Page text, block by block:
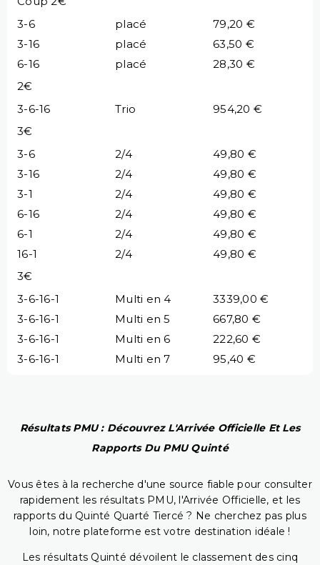
3-6
placé
79,20 €
3-16
placé
63,50 €
6-16
placé
28,30 €
2€
3-6-16
Trio
954,20 €
3€
3-6
2/4
49,80 €
3-16
2/4
49,80 €
3-1
2/4
49,80 €
6-16
2/4
49,80 €
6-1
2/4
49,80 €
16-1
2/4
49,80 €
3€
3-6-16-1
Multi en 4
3339,00 €
3-6-16-1
Multi en 5
667,80 €
3-6-16-1
Multi en 6
222,60 €
3-6-16-1
Multi en 7 95,40 €
Résultats PMU : Découvrez L'Arrivée Officielle Et Les
Rapports Du PMU Quinté
Vous êtes à la recherche d'une source fiable pour consulter
rapidement les résultats PMU, l'Arrivée Officielle, et les
rapports du Quinté Quarté Tiercé ? Ne cherchez pas plus
loin, notre plateforme est votre destination idéale !
Les résultats Quinté dévoilent le classement des cinq